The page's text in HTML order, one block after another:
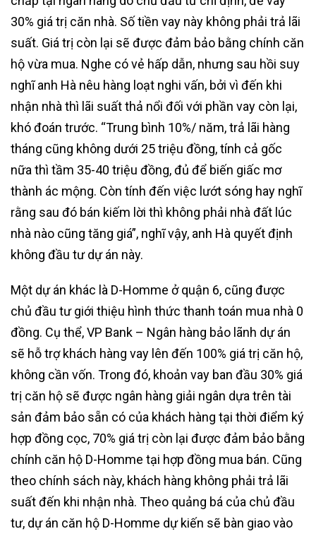
30% giá trị căn nhà. Số tiền vay này không phải trả lãi
suất. Giá trị còn lại sẽ được đảm bảo bằng chính căn
hộ vừa mua. Nghe có vẻ hấp dẫn, nhưng sau hồi suy
nghĩ anh Hà nêu hàng loạt nghi vấn, bởi vì đến khi
nhận nhà thì lãi suất thả nổi đối với phần vay còn lại,
khó đoán trước. “Trung bình 10%/ năm, trả lãi hàng
tháng cũng không dưới 25 triệu đồng, tính cả gốc
nữa thì tầm 35-40 triệu đồng, đủ để biến giấc mơ
thành ác mộng. Còn tính đến việc lướt sóng hay nghĩ
rằng sau đó bán kiếm lời thì không phải nhà đất lúc
nhà nào cũng tăng giá”, nghĩ vậy, anh Hà quyết định
không đầu tư dự án này.
Một dự án khác là D-Homme ở quận 6, cũng được
chủ đầu tư giới thiệu hình thức thanh toán mua nhà 0
đồng. Cụ thể, VP Bank – Ngân hàng bảo lãnh dự án
sẽ hỗ trợ khách hàng vay lên đến 100% giá trị căn hộ,
không cần vốn. Trong đó, khoản vay ban đầu 30% giá
trị căn hộ sẽ được ngân hàng giải ngân dựa trên tài
sản đảm bảo sẵn có của khách hàng tại thời điểm ký
hợp đồng cọc, 70% giá trị còn lại được đảm bảo bằng
chính căn hộ D-Homme tại hợp đồng mua bán. Cũng
theo chính sách này, khách hàng không phải trả lãi
suất đến khi nhận nhà. Theo quảng bá của chủ đầu
tư, dự án căn hộ D-Homme dự kiến sẽ bàn giao vào